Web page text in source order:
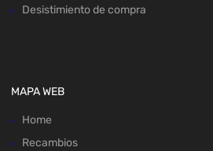
Desistimiento de compra
MAPA WEB
Home
Recambios